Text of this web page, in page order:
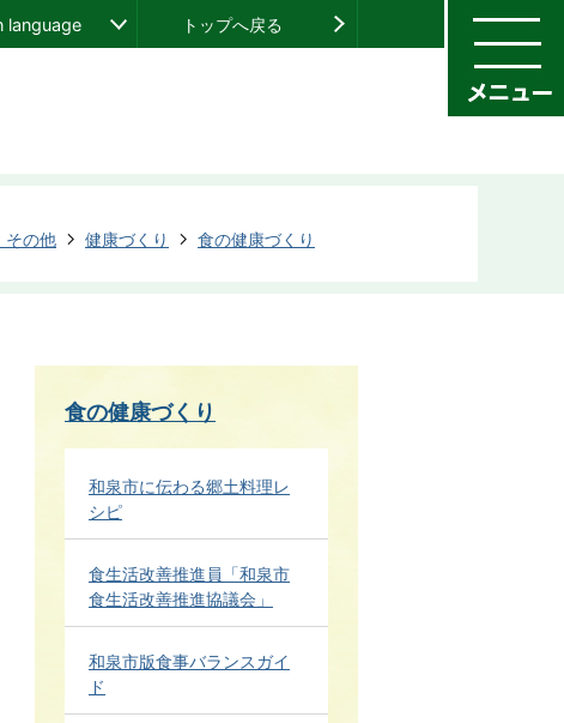
language トップへ戻る
その他 健康づくり
食の健康づくり
食の健康づくり
和泉市に伝わる郷土料理レ
シピ
食生活改善推進員「和泉市
食生活改善推進協議会」
和泉市版食事バランスガイ
ド